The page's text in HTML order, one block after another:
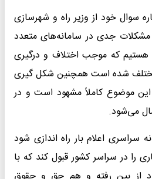
سوال خود از وزیر راه و شهرسازی
مشکلات جدی در سامانه‌های متعدد
هستیم که موجب اختلاف و درگیری
مختلف شده است همچنین شکل گیری
موضوع کاملاً مشهود است و در
می‌شود.
سراسری اعلام بار راه اندازی شود
را در سراسر کشور قبول کند که با